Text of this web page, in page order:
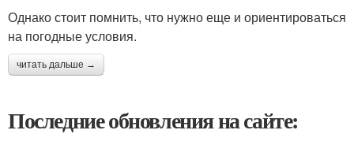
Однако стоит помнить, что нужно еще и ориентироваться
на погодные условия.
читать дальше →
Последние обновления на сайте: